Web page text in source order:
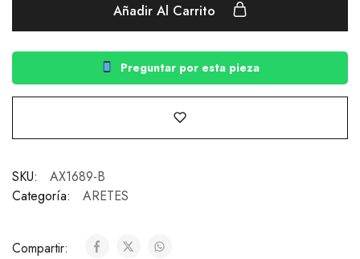
Añadir Al Carrito
Preguntar por esta pieza
SKU:
AX1689-B
Categoría:
ARETES
Compartir: